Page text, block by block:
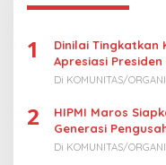
1
Dinilai Tingkatkan
Apresiasi
Nelayan
Di KOMUNITAS/
2
HIPMI Maros
Generasi
Di KOMUNITAS/